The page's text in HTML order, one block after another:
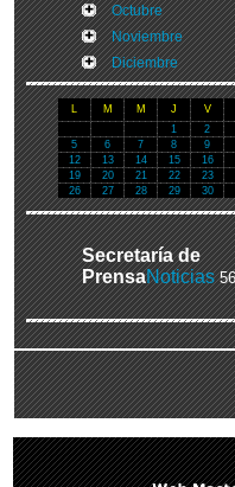
Octubre
Noviembre
Diciembre
L M M J V
1
2
5
6 7 8 9
12
13 14 15 16
19
20 21 22 23
26
27 28 29 30
Secretaría de
PrensaNoticias